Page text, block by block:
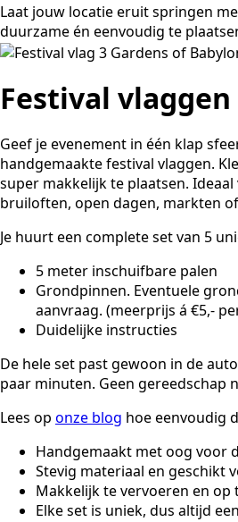
Laat jouw locatie eruit springen
duurzame én eenvoudig te
Festival
Geef je evenement in één klap
handgemaakte festival vlaggen.
super makkelijk te plaatsen.
bruiloften, open dagen, markten
Je huurt een complete set van 5
5 meter inschuifbare palen
Grondpinnen. Eventuele
aanvraag. (meerprijs á €5,-
Duidelijke instructies
De hele set past gewoon in de
paar minuten. Geen gereedschap
Lees op onze blog hoe eenvoudig
Handgemaakt met oog voor
Stevig materiaal en geschikt
Makkelijk te vervoeren en op
Elke set is uniek, dus altijd